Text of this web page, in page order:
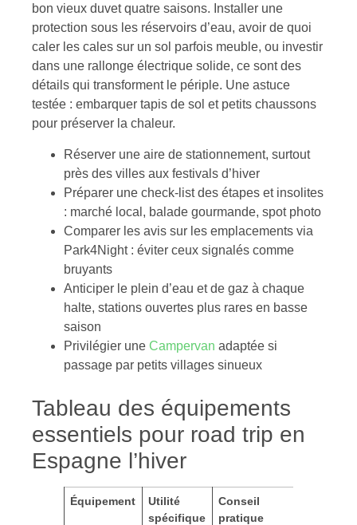
bon vieux duvet quatre saisons. Installer une
protection sous les réservoirs d’eau, avoir de quoi
caler les cales sur un sol parfois meuble, ou investir
dans une rallonge électrique solide, ce sont des
détails qui transforment le périple. Une astuce
testée : embarquer tapis de sol et petits chaussons
pour préserver la chaleur.
Réserver une aire de stationnement, surtout
près des villes aux festivals d’hiver
Préparer une check-list des étapes et insolites
: marché local, balade gourmande, spot photo
Comparer les avis sur les emplacements via
Park4Night : éviter ceux signalés comme
bruyants
Anticiper le plein d’eau et de gaz à chaque
halte, stations ouvertes plus rares en basse
saison
Privilégier une Campervan adaptée si
passage par petits villages sinueux
Tableau des équipements
essentiels pour road trip en
Espagne l’hiver
Équipement
Utilité
spécifique
Conseil
pratique